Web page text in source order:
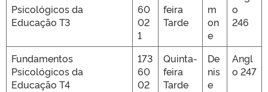
Psicológicos da
Educação T3
60
02
1
feira
Tarde
m
on
e
o
246
Fundamentos
Psicológicos da
Educação T4
173
60
02
Quinta-
feira
Tarde
De
nis
e
Angl
o 247